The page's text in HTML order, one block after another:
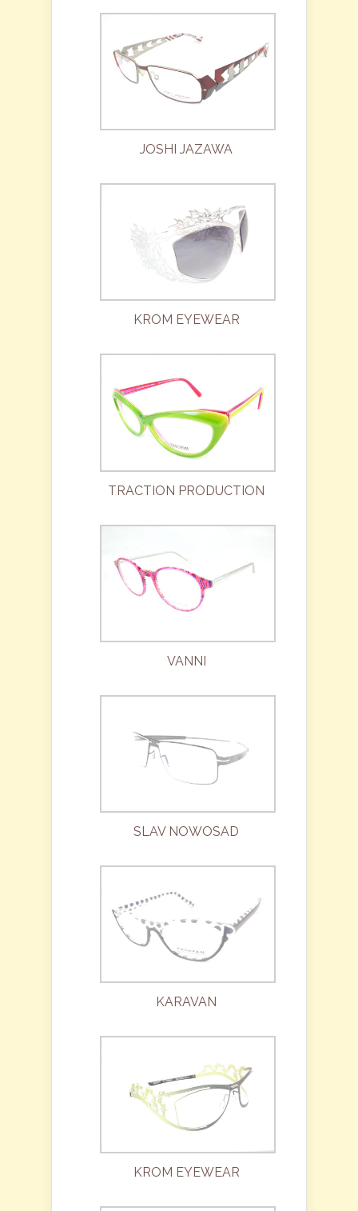
JOSHI JAZAWA
KROM EYEWEAR
TRACTION PRODUCTION
VANNI
SLAV NOWOSAD
KARAVAN
KROM EYEWEAR